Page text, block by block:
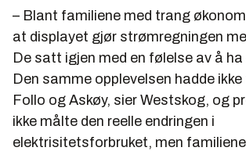
– Blant familiene med trang
at displayet gjør strømregningen
De satt igjen med en følelse av å
Den samme opplevelsen hadde
Follo og Askøy, sier Westskog, og
ikke målte den reelle endringen i
elektrisitetsforbruket, men